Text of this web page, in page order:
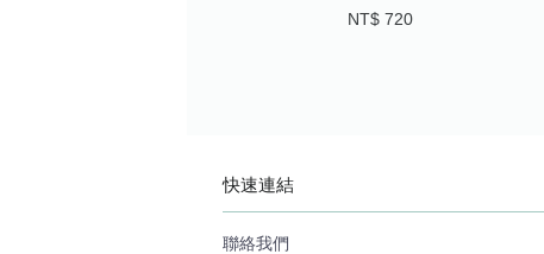
NT$ 720
快速連結
聯絡我們